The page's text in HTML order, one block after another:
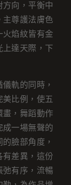
方向，平衡中
主尊護法膚色
火焰紋皆有金
上達天際，下
軌的同時，
比例，使五
畫，舞蹈動作
成一場無聲的
臉部角度，
有差異，這份
弛有序，流暢